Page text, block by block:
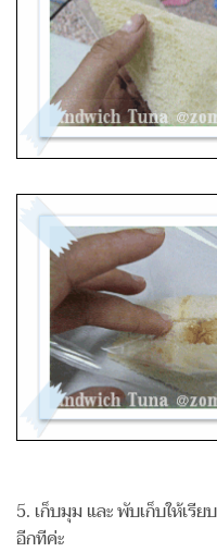
5. เก็บมุม และ พับเก็บให้เรีย
อีกทีค่ะ